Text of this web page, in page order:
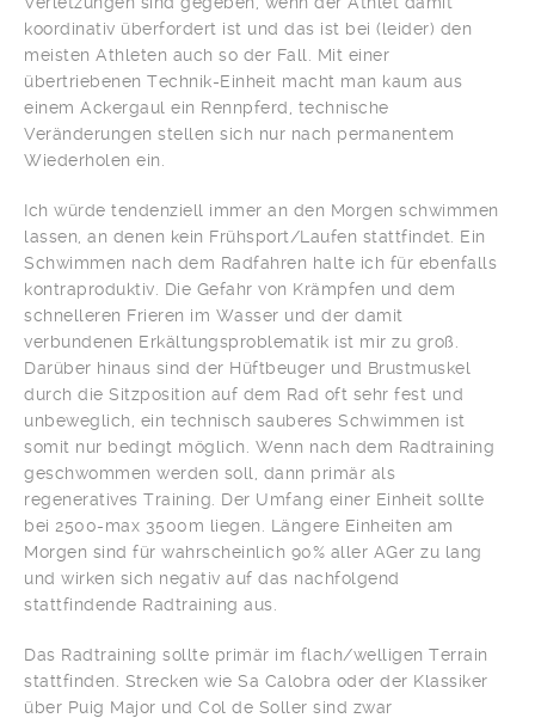
koordinativ überfordert ist und das ist bei (leider) den
meisten Athleten auch so der Fall. Mit einer
übertriebenen Technik-Einheit macht man kaum aus
einem Ackergaul ein Rennpferd, technische
Veränderungen stellen sich nur nach permanentem
Wiederholen ein.
Ich würde tendenziell immer an den Morgen schwimmen
lassen, an denen kein Frühsport/Laufen stattfindet. Ein
Schwimmen nach dem Radfahren halte ich für ebenfalls
kontraproduktiv. Die Gefahr von Krämpfen und dem
schnelleren Frieren im Wasser und der damit
verbundenen Erkältungsproblematik ist mir zu groß.
Darüber hinaus sind der Hüftbeuger und Brustmuskel
durch die Sitzposition auf dem Rad oft sehr fest und
unbeweglich, ein technisch sauberes Schwimmen ist
somit nur bedingt möglich. Wenn nach dem Radtraining
geschwommen werden soll, dann primär als
regeneratives Training. Der Umfang einer Einheit sollte
bei 2500-max 3500m liegen. Längere Einheiten am
Morgen sind für wahrscheinlich 90% aller AGer zu lang
und wirken sich negativ auf das nachfolgend
stattfindende Radtraining aus.
Das Radtraining sollte primär im flach/welligen Terrain
stattfinden. Strecken wie Sa Calobra oder der Klassiker
über Puig Major und Col de Soller sind zwar